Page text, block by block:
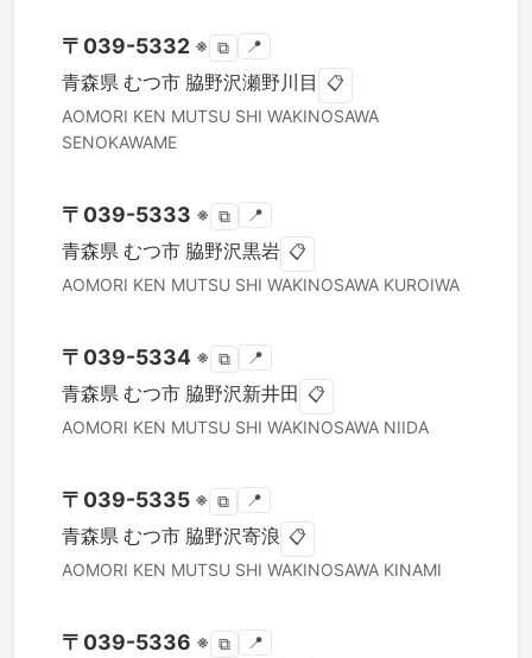
〒 039-5332 ※ ⧉ 📍
青森県 むつ市 脇野沢瀬野川目 📋
AOMORI KEN MUTSU SHI WAKINOSAWA
SENOKAWAME
〒 039-5333 ※ ⧉ 📍
青森県 むつ市 脇野沢黒岩 📋
AOMORI KEN MUTSU SHI WAKINOSAWA KUROIWA
〒 039-5334 ※ ⧉ 📍
青森県 むつ市 脇野沢新井田 📋
AOMORI KEN MUTSU SHI WAKINOSAWA NIIDA
〒 039-5335 ※ ⧉ 📍
青森県 むつ市 脇野沢寄浪 📋
AOMORI KEN MUTSU SHI WAKINOSAWA KINAMI
〒 039-5336 ※ ⧉ 📍